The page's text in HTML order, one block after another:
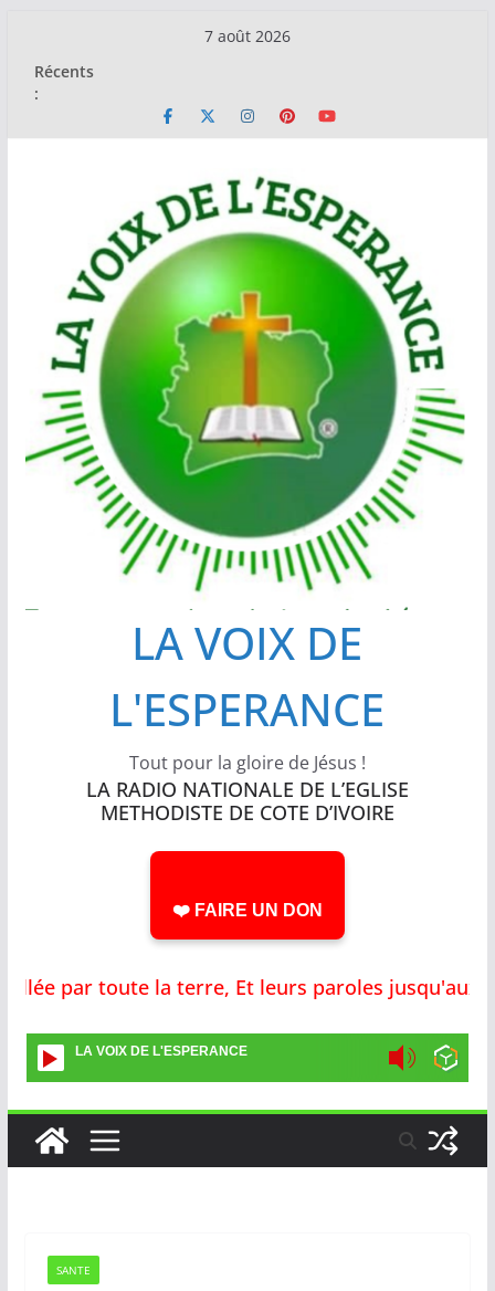
contenu
7 août 2026
Récents
:
LA VOIX DE
L'ESPERANCE
Tout pour la gloire de Jésus !
LA RADIO NATIONALE DE L’EGLISE
METHODISTE DE COTE D’IVOIRE
❤️ FAIRE UN DON
toute la terre, Et leurs paroles jusqu'aux
LA VOIX DE L'ESPERANCE
SANTE